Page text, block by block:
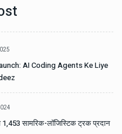
AI Coding Agents Ke Liye
1,453 सामरिक-लॉजिस्टिक ट्रक प्रदान